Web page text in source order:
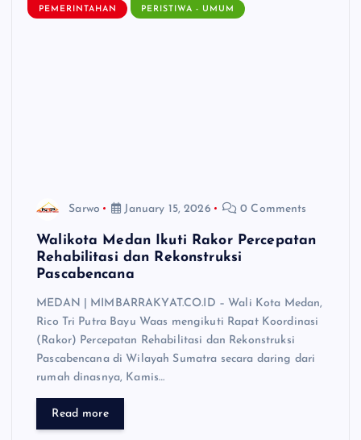
PEMERINTAHAN PERISTIWA - UMUM
Sarwo January 15, 2026 0 Comments
Walikota Medan Ikuti Rakor Percepatan
Rehabilitasi dan Rekonstruksi
Pascabencana
MEDAN | MIMBARRAKYAT.CO.ID – Wali Kota Medan,
Rico Tri Putra Bayu Waas mengikuti Rapat Koordinasi
(Rakor) Percepatan Rehabilitasi dan Rekonstruksi
Pascabencana di Wilayah Sumatra secara daring dari
rumah dinasnya, Kamis…
Read more